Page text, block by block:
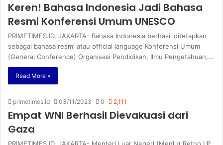
Keren! Bahasa Indonesia Jadi Bahasa
Resmi Konferensi Umum UNESCO
PRIMETIMES.ID, JAKARTA- Bahasa Indonesia berhasil ditetapkan
sebagai bahasa resmi atau official language Konferensi Umum
(General Conference) Organisasi Pendidikan, Ilmu Pengetahuan,…
Read More »
primetimes.id 03/11/2023 0 2,111
Empat WNI Berhasil Dievakuasi dari
Gaza